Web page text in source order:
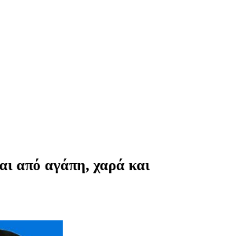
από αγάπη, χαρά και